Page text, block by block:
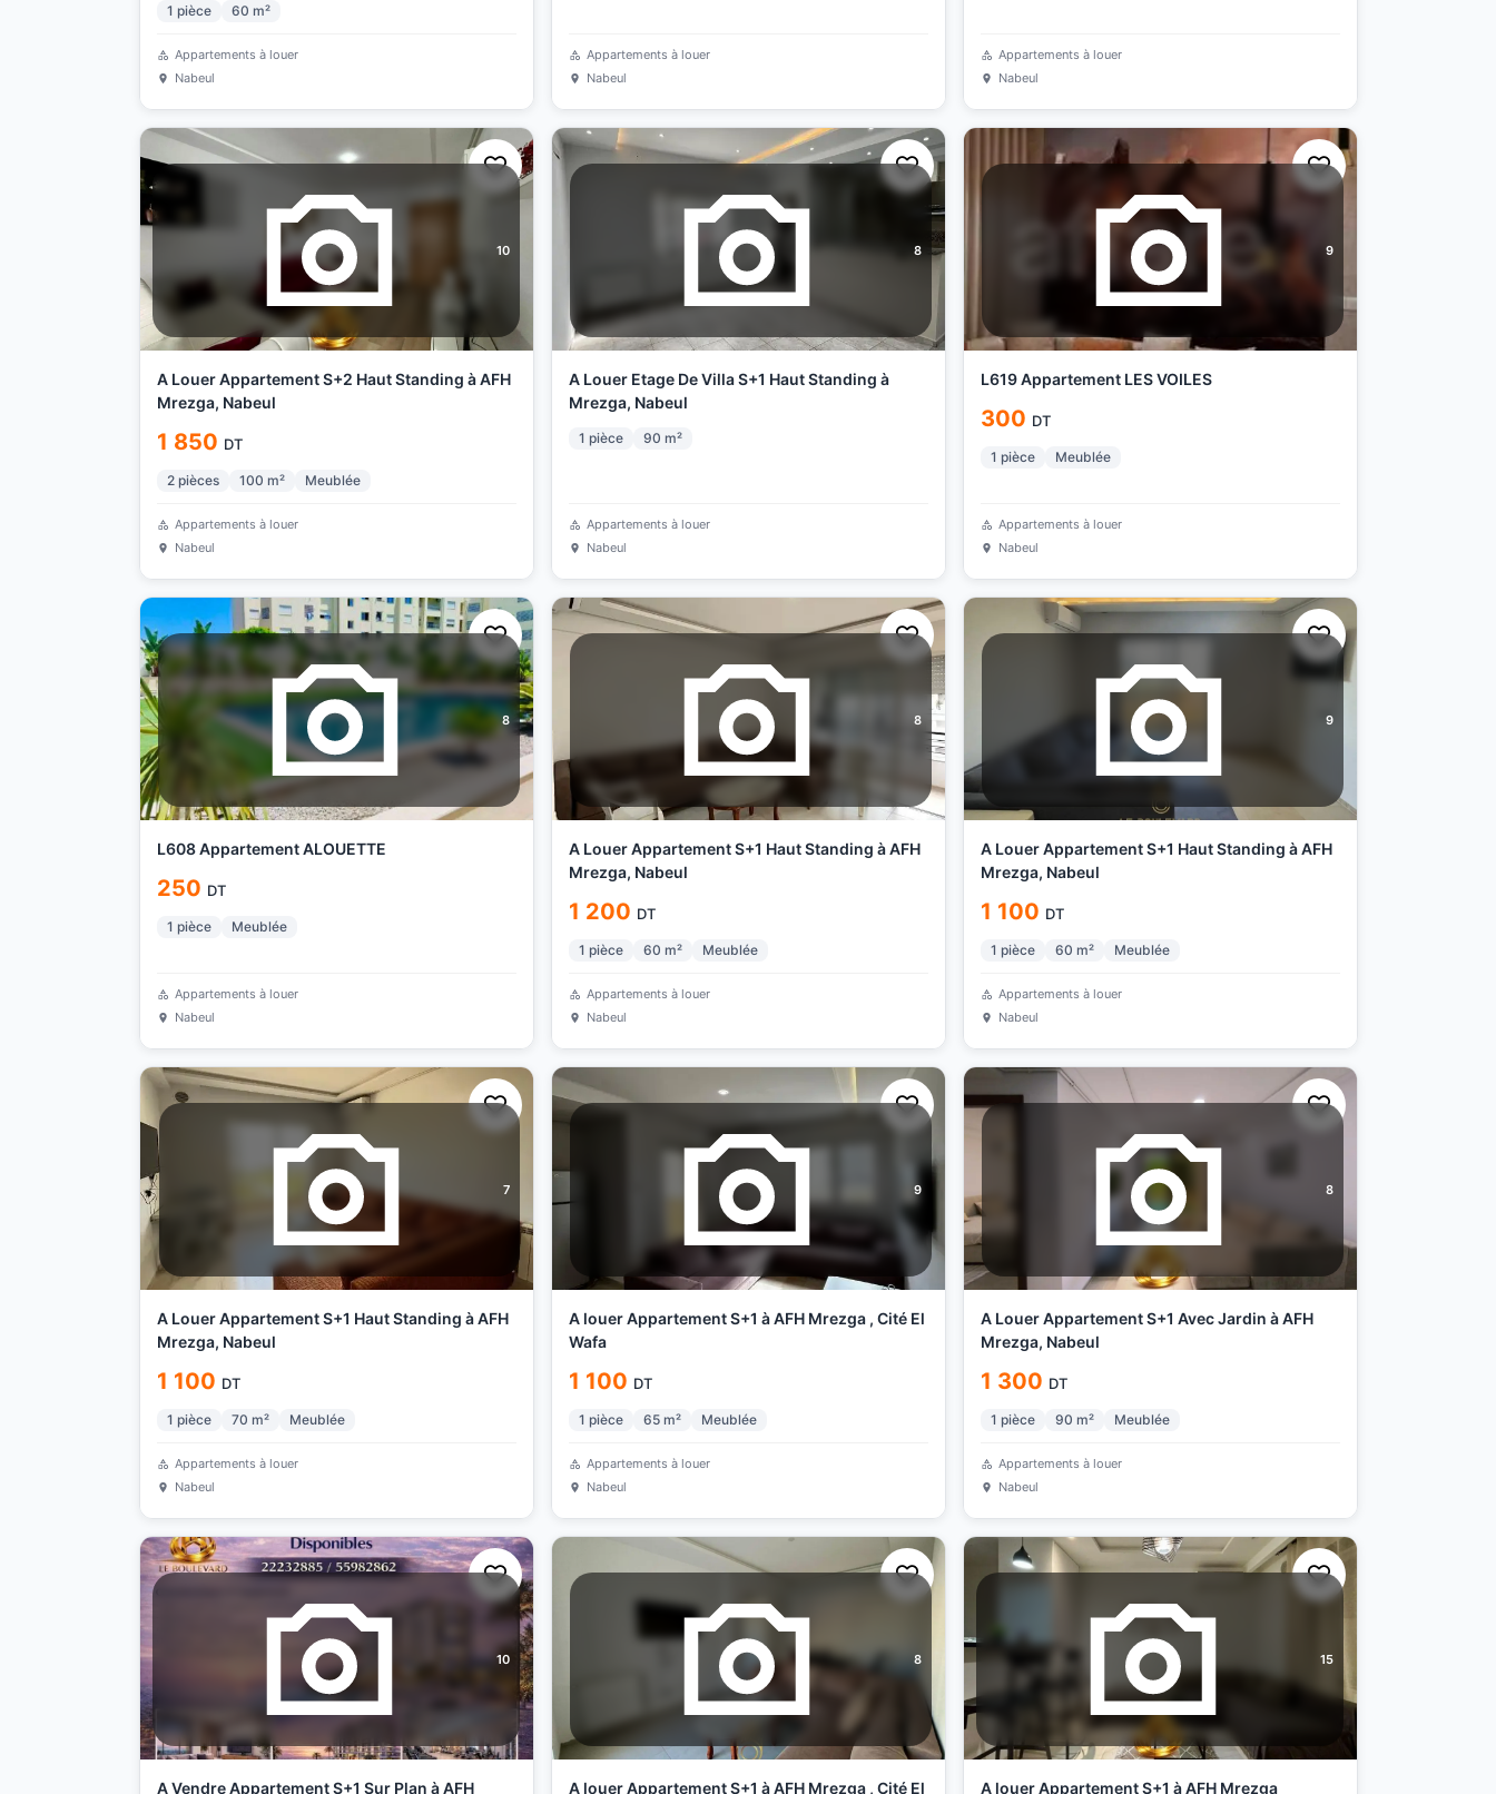
1 pièce 60 m²
Appartements à louer
Nabeul
Appartements à louer
Nabeul
Appartements à louer
Nabeul
10
A Louer Appartement S+2 Haut Standing à AFH
Mrezga, Nabeul
1 850 DT
2 pièces 100 m² Meublée
Appartements à louer
Nabeul
8
A Louer Etage De Villa S+1 Haut Standing à
Mrezga, Nabeul
1 pièce 90 m²
Appartements à louer
Nabeul
9
L619 Appartement LES VOILES
300 DT
1 pièce Meublée
Appartements à louer
Nabeul
8
L608 Appartement ALOUETTE
250 DT
1 pièce Meublée
Appartements à louer
Nabeul
8
A Louer Appartement S+1 Haut Standing à AFH
Mrezga, Nabeul
1 200 DT
1 pièce 60 m² Meublée
Appartements à louer
Nabeul
9
A Louer Appartement S+1 Haut Standing à AFH
Mrezga, Nabeul
1 100 DT
1 pièce 60 m² Meublée
Appartements à louer
Nabeul
7
A Louer Appartement S+1 Haut Standing à AFH
Mrezga, Nabeul
1 100 DT
1 pièce 70 m² Meublée
Appartements à louer
Nabeul
9
A louer Appartement S+1 à AFH Mrezga , Cité El
Wafa
1 100 DT
1 pièce 65m² Meublée
Appartements à louer
Nabeul
8
A Louer Appartement S+1 Avec Jardin à AFH
Mrezga, Nabeul
1 300 DT
1 pièce 90 m² Meublée
Appartements à louer
Nabeul
10
A Vendre Appartement S+1 Sur Plan à AFH
8
A louer Appartement S+1 à AFH Mrezga , Cité El
15
A louer Appartement S+1 à AFH Mrezga